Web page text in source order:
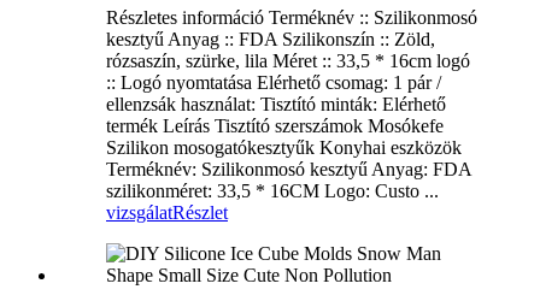
Részletes információ Terméknév :: Szilikonmosó
kesztyű Anyag :: FDA Szilikonszín :: Zöld,
rózsaszín, szürke, lila Méret :: 33,5 * 16cm logó
:: Logó nyomtatása Elérhető csomag: 1 pár /
ellenzsák használat: Tisztító minták: Elérhető
termék Leírás Tisztító szerszámok Mosókefe
Szilikon mosogatókesztyűk Konyhai eszközök
Terméknév: Szilikonmosó kesztyű Anyag: FDA
szilikonméret: 33,5 * 16CM Logo: Custo ...
vizsgálatRészlet